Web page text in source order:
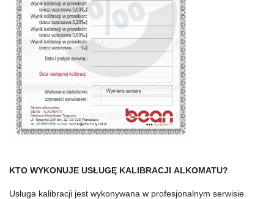
KTO WYKONUJE USŁUGĘ KALIBRACJI ALKOMATU?
Usługa kalibracji jest wykonywana w profesjonalnym serwisie